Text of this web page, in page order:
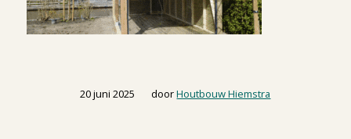
20 juni 2025
/ doorHoutbouw Hiemstra